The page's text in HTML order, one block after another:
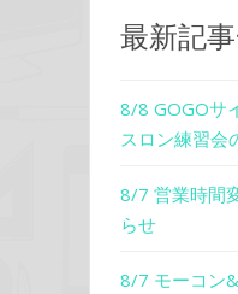
最新記
8/8 GOGOサ
スロン練習会
8/7 営業時間
らせ
8/7 モーコン